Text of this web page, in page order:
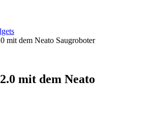
mit dem Neato Saugroboter
mit dem Neato